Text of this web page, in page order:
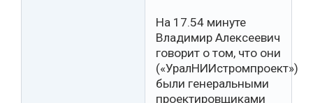
На 17.54 минуте
Владимир Алексеевич
говорит о том, что они
(«УралНИИстромпроект»)
были генеральными
проектировщиками